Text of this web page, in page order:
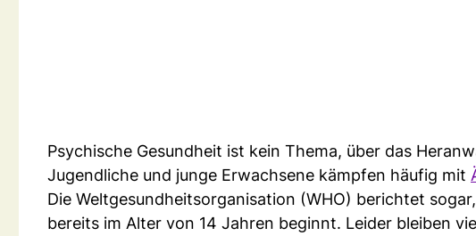
Psychische Gesundheit ist kein Thema, über das
Jugendliche und junge Erwachsene kämpfen häufig mit
Die Weltgesundheitsorganisation (WHO) berichtet
bereits im Alter von 14 Jahren beginnt. Leider bleiben